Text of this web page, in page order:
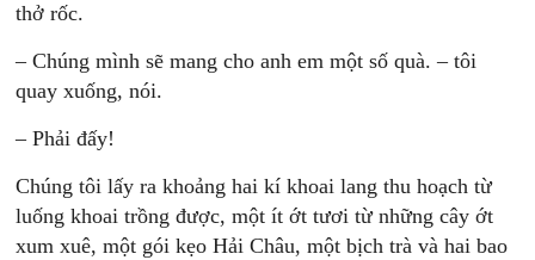
thở rốc.
– Chúng mình sẽ mang cho anh em một số quà. – tôi
quay xuống, nói.
– Phải đấy!
Chúng tôi lấy ra khoảng hai kí khoai lang thu hoạch từ
luống khoai trồng được, một ít ớt tươi từ những cây ớt
xum xuê, một gói kẹo Hải Châu, một bịch trà và hai bao